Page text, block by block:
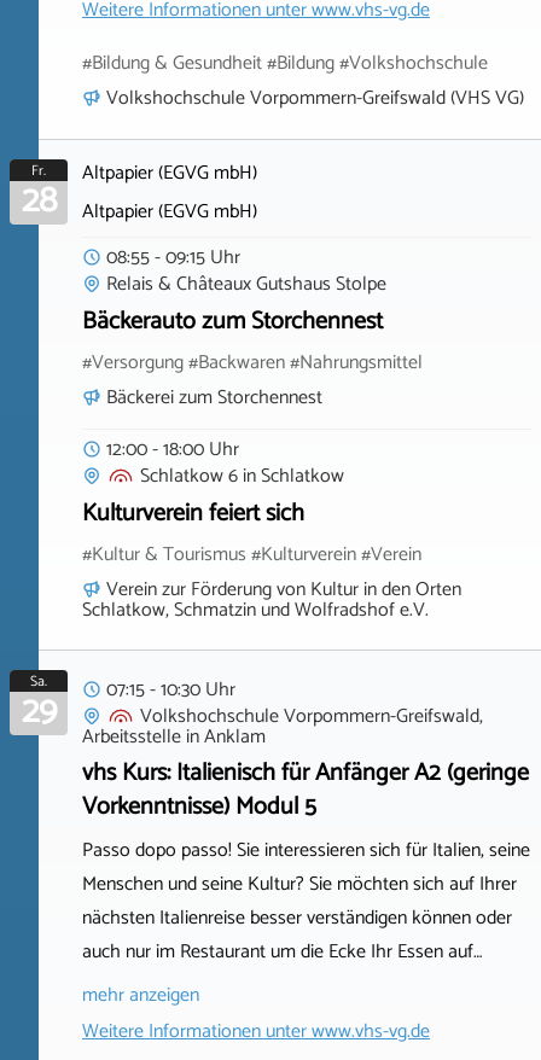
Weitere Informationen unterwww.vhs-vg.de
#Bildung & Gesundheit #Bildung #Volkshochschule
Volkshochschule Vorpommern-Greifswald (VHS VG)
Fr.
28
Altpapier (EGVG mbH)
Altpapier (EGVG mbH)
08:55 - 09:15 Uhr
Relais & Châteaux Gutshaus Stolpe
Bäckerauto zum Storchennest
#Versorgung #Backwaren #Nahrungsmittel
Bäckerei zum Storchennest
12:00 - 18:00 Uhr
Schlatkow 6inSchlatkow
Kulturverein feiert sich
#Kultur & Tourismus #Kulturverein #Verein
Verein zur Förderung von Kultur in den Orten
Schlatkow, Schmatzin und Wolfradshof e.V.
Sa.
29
07:15 - 10:30 Uhr
Volkshochschule Vorpommern-Greifswald,
ArbeitsstelleinAnklam
vhs Kurs: Italienisch für Anfänger A2 (geringe
Vorkenntnisse) Modul 5
Passo dopo passo! Sie interessieren sich für Italien, seine
Menschen und seine Kultur? Sie möchten sich auf Ihrer
nächsten Italienreise besser verständigen können oder
auch nur im Restaurant um die Ecke Ihr Essen auf…
mehr anzeigen
Weitere Informationen unterwww.vhs-vg.de